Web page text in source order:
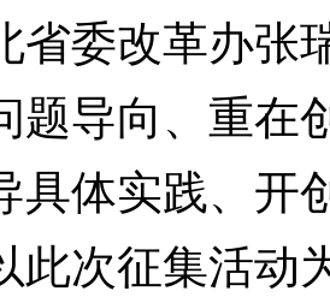
委改革办张瑞
题导向、重在
具体实践、开
此次征集活动